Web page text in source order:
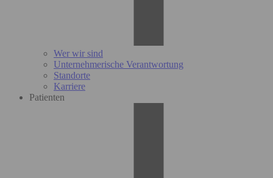
Wer wir sind
Unternehmerische Verantwortung
Standorte
Karriere
Patienten